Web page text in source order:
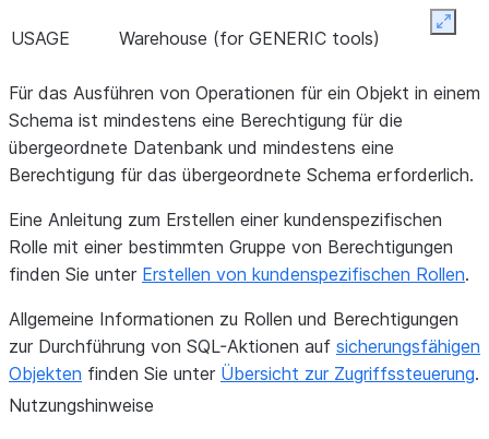
USAGE Warehouse (for GENERIC tools)
Für das Ausführen von Operationen für ein Objekt in einem
Schema ist mindestens eine Berechtigung für die
übergeordnete Datenbank und mindestens eine
Berechtigung für das übergeordnete Schema erforderlich.
Eine Anleitung zum Erstellen einer kundenspezifischen
Rolle mit einer bestimmten Gruppe von Berechtigungen
finden Sie unter Erstellen von kundenspezifischen Rollen.
Allgemeine Informationen zu Rollen und Berechtigungen
zur Durchführung von SQL-Aktionen auf sicherungsfähigen
Objekten finden Sie unter Übersicht zur Zugriffssteuerung.
Nutzungshinweise